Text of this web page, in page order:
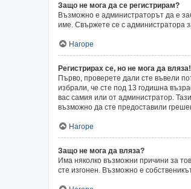
Защо не мога да се регистрирам?
Възможно е администраторът да е
име. Свържете се с администратора
Нагоре
Регистрирах се, но не мога да вляза!
Първо, проверете дали сте въвели
избрали, че сте под 13 годишна
вас самия или от администратор.
възможно да сте предоставили
Нагоре
Защо не мога да вляза?
Има няколко възможни причини за
сте изгонен. Възможно е